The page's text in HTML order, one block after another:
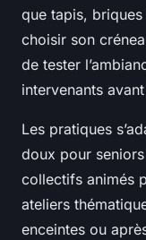
que tapis,
choisir son
de tester
intervenants
Les pratiques
doux pour
collectifs animés
ateliers
enceintes ou